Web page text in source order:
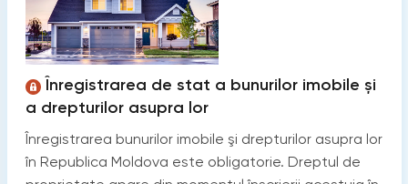
Înregistrarea de stat a bunurilor imobile și
a drepturilor asupra lor
Înregistrarea bunurilor imobile şi drepturilor asupra lor
în Republica Moldova este obligatorie. Dreptul de